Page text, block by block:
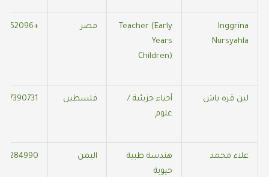
Inggrina
Nursyahla
Teacher (Early
Years
Children)
مصر +905350652096
لين قره باش
أحياء جزيئية /
علوم
فلسطين
علاء محمد
هندسة طبية
حيوية
اليمن